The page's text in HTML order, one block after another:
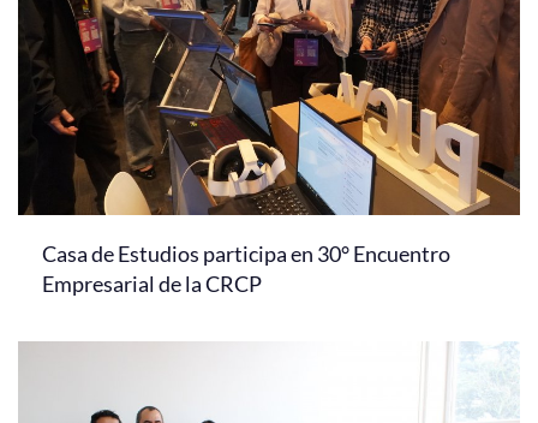
Casa de Estudios participa en 30° Encuentro
Empresarial de la CRCP